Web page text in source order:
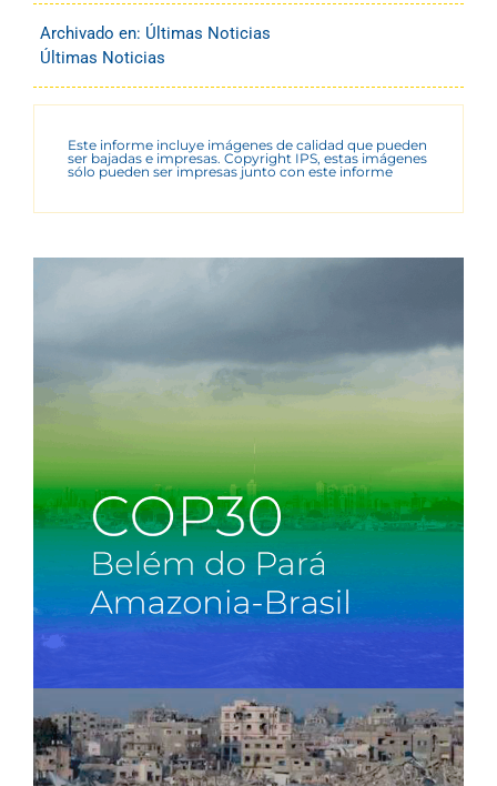
Archivado en: Últimas Noticias
Últimas Noticias
Este informe incluye imágenes de calidad que pueden
ser bajadas e impresas. Copyright IPS, estas imágenes
sólo pueden ser impresas junto con este informe